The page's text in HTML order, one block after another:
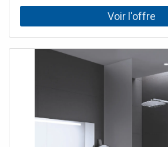
changement entre - Rainshower®
douche de tête (27 477 000), avec
mm (28 388 000) - débit minimal
DreamSpray® jet parfait uniforme -
chrome éclatant et durable - Grohe
anti-calcaire - Twistfree système
chauffe-eau instantané à partir